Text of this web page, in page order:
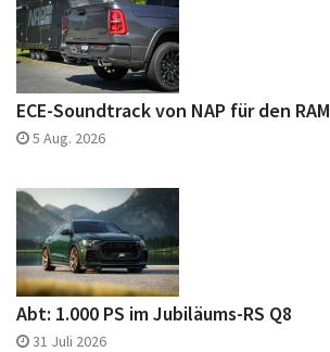
ECE-Soundtrack von NAP für den RAM
5 Aug. 2026
Abt: 1.000 PS im Jubiläums-RS Q8
31 Juli 2026